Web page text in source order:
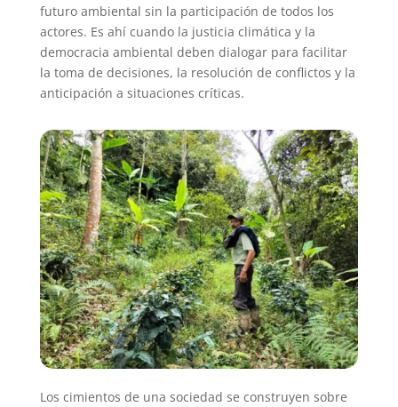
futuro ambiental sin la participación de todos los
actores. Es ahí cuando la justicia climática y la
democracia ambiental deben dialogar para facilitar
la toma de decisiones, la resolución de conflictos y la
anticipación a situaciones críticas.
Los cimientos de una sociedad se construyen sobre